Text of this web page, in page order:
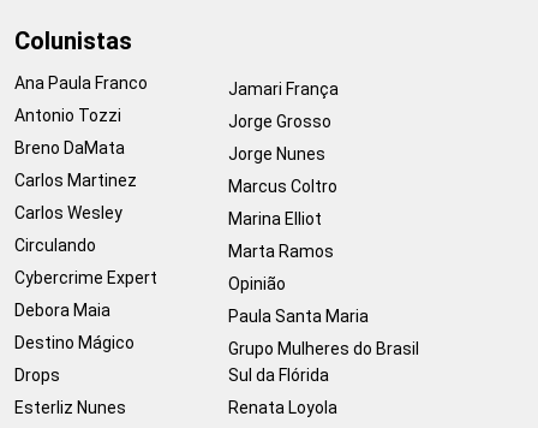
Colunistas
Ana Paula Franco
Antonio Tozzi
Breno DaMata
Carlos Martinez
Carlos Wesley
Circulando
Cybercrime Expert
Debora Maia
Destino Mágico
Drops
Esterliz Nunes
Jamari França
Jorge Grosso
Jorge Nunes
Marcus Coltro
Marina Elliot
Marta Ramos
Opinião
Paula Santa Maria
Grupo Mulheres do Brasil
Sul da Flórida
Renata Loyola